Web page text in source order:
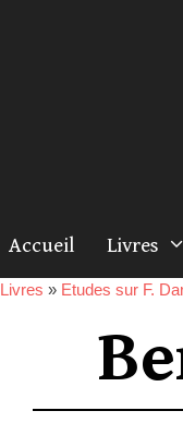
Accueil Livres
Livres » Etudes sur F.